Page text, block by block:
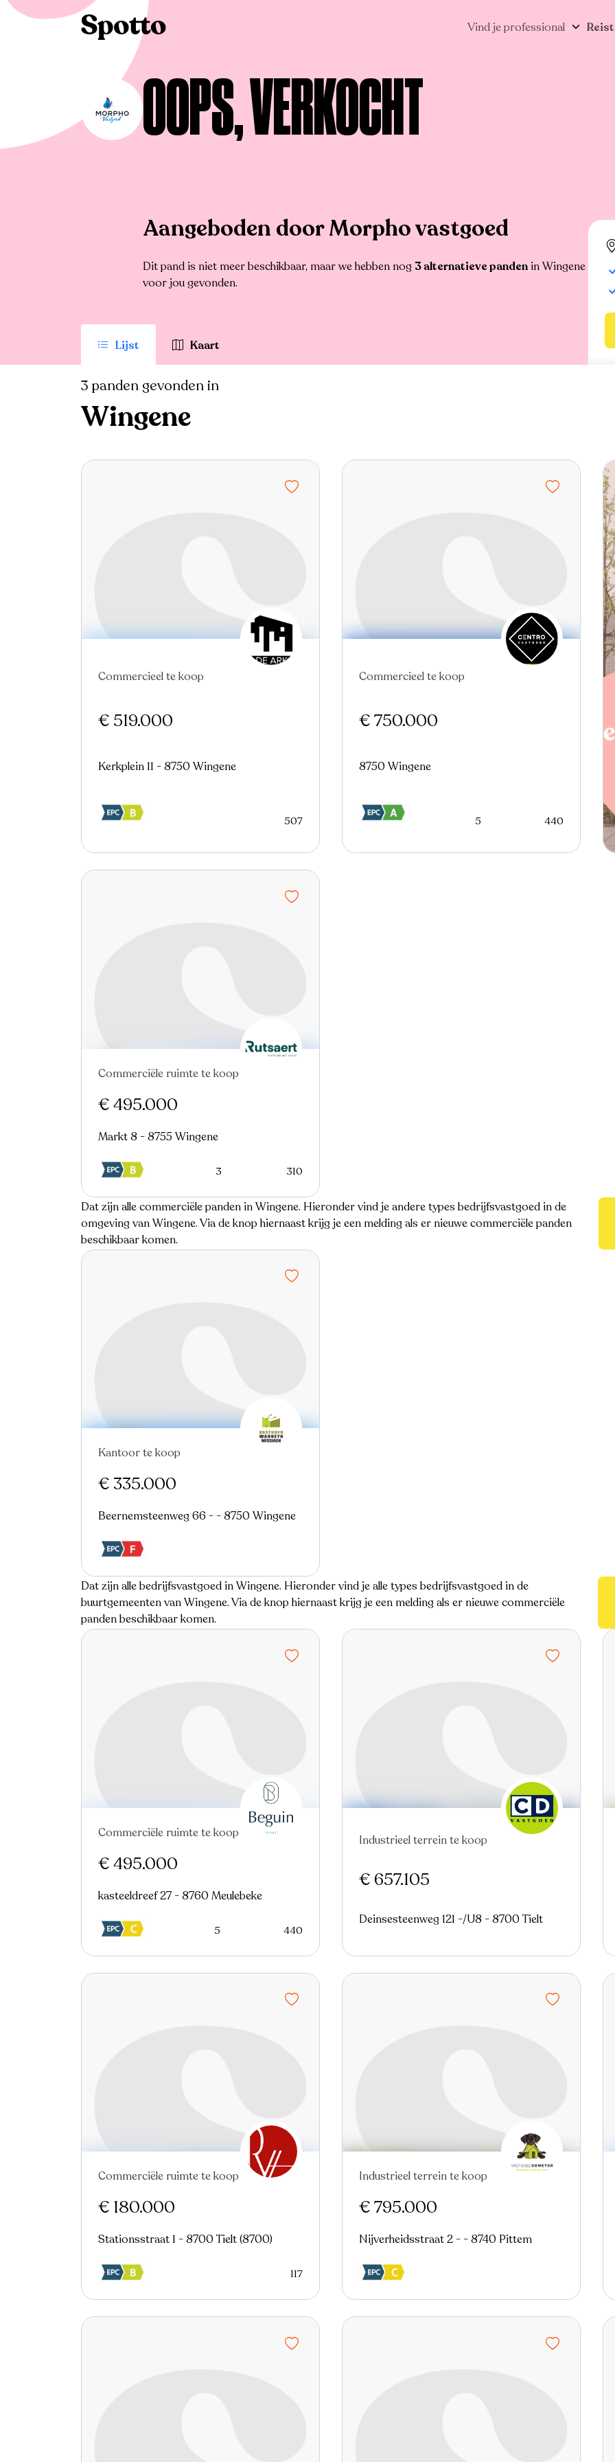
Vind je professional
Te koop
OOPS, VERKOCHT
Aangeboden door Morpho vastgoed
Dit pand is niet meer beschikbaar, maar we hebben nog 3 alternatieve panden in Wingene
voor jou gevonden.
Lijst Kaart
3 panden gevonden in
Wingene
Commercieel te koop
€ 519.000
Kerkplein 11 - 8750 Wingene
507
Commercieel te koop
€ 750.000
8750 Wingene
5 440
Commerciële ruimte te koop
€ 495.000
Markt 8 - 8755 Wingene
3 310
Dat zijn alle commerciële panden in Wingene. Hieronder vind je andere types bedrijfsvastgoed in de
omgeving van Wingene. Via de knop hiernaast krijg je een melding als er nieuwe commerciële panden
beschikbaar komen.
Kantoor te koop
€ 335.000
Beernemsteenweg 66 - - 8750 Wingene
Dat zijn alle bedrijfsvastgoed in Wingene. Hieronder vind je alle types bedrijfsvastgoed in de
buurtgemeenten van Wingene. Via de knop hiernaast krijg je een melding als er nieuwe commerciële
panden beschikbaar komen.
Nieuw
Commerciële ruimte te koop
€ 495.000
kasteeldreef 27 - 8760 Meulebeke
5 440
Nieuw
Industrieel terrein te koop
€ 657.105
Deinsesteenweg 121 -/U8 - 8700 Tielt
Nieuw
Commerciële ruimte te koop
€ 180.000
Stationsstraat 1 - 8700 Tielt (8700)
117
Industrieel terrein te koop
€ 795.000
Nijverheidsstraat 2 - - 8740 Pittem